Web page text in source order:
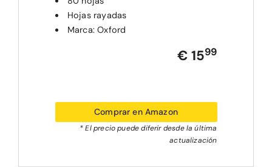
Hojas rayadas
Marca: Oxford
€ 1599
Comprar en Amazon
* El precio puede diferir desde la última
actualización